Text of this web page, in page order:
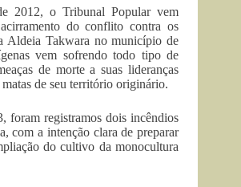
2012, o Tribunal Popular vem
do conflito contra os
Aldeia Takwara no município de
vem sofrendo todo tipo de
de morte a suas lideranças
matas de seu território originário.
foram registramos dois incêndios
com a intenção clara de preparar
do cultivo da monocultura